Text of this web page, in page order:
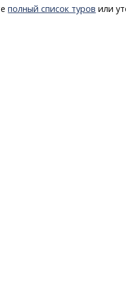
полный список туров или